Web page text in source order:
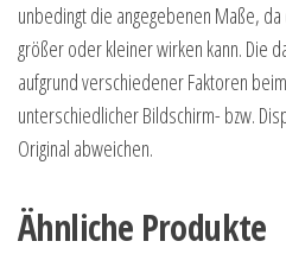
unbedingt die angegebenen Maße,
größer oder kleiner wirken kann. Die
aufgrund verschiedener Faktoren
unterschiedlicher Bildschirm- bzw.
Original abweichen.
Ähnliche Produkte